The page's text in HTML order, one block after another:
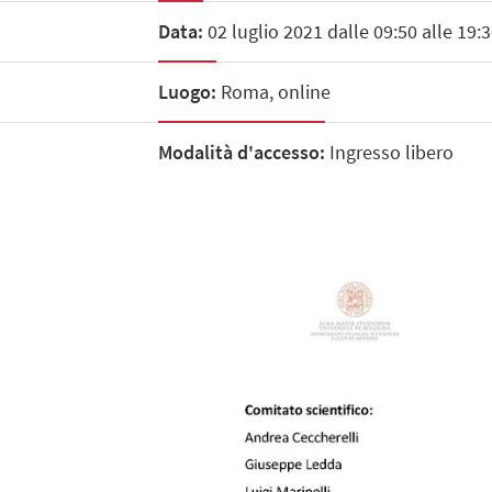
Data: 02 luglio 2021 dalle 09:50 alle
Luogo: Roma, online
Modalità d'accesso: Ingresso libero